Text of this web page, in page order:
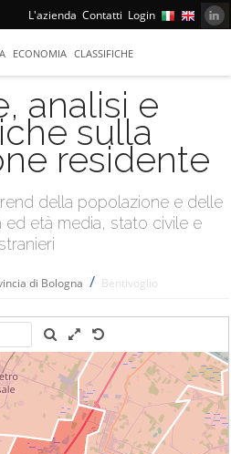
L'azienda Contatti Login
ECONOMIA CLASSIFICHE
analisi e
sulla
residente
della popolazione e delle
ed età media, stato civile e
stranieri
di Bologna / Bentivoglio